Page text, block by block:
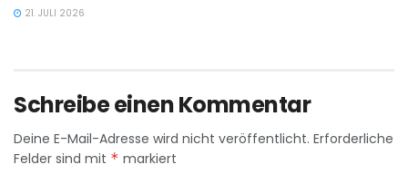
21. JULI 2026
Schreibe einen Kommentar
Deine E-Mail-Adresse wird nicht veröffentlicht. Erforderliche
Felder sind mit * markiert